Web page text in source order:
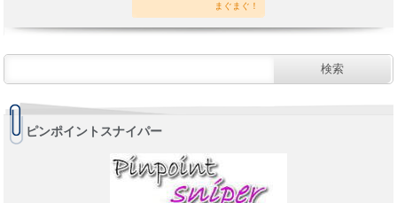
まぐまぐ！
ピンポイントスナイパー